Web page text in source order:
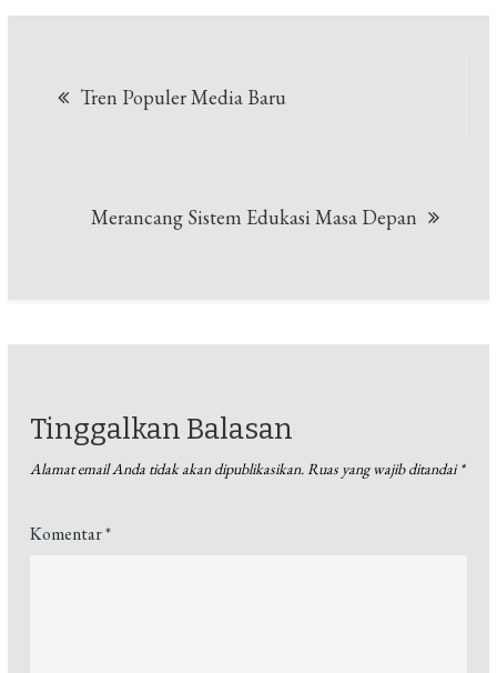
Tren Populer Media Baru
Merancang Sistem Edukasi Masa Depan
Tinggalkan Balasan
Alamat email Anda tidak akan dipublikasikan.Ruas yang wajib ditandai*
Komentar*